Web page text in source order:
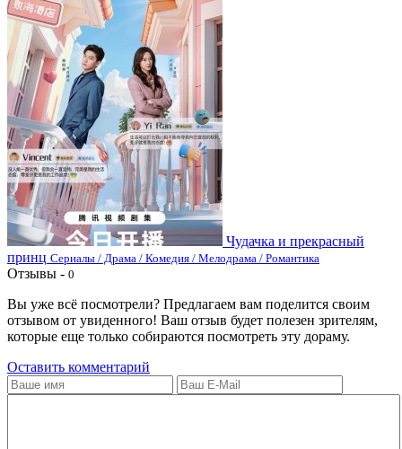
Чудачка и прекрасный
принц Сериалы / Драма / Комедия / Мелодрама / Романтика
Отзывы - 0
Вы уже всё посмотрели? Предлагаем вам поделится своим
отзывом от увиденного! Ваш отзыв будет полезен зрителям,
которые еще только собираются посмотреть эту дораму.
Оставить комментарий